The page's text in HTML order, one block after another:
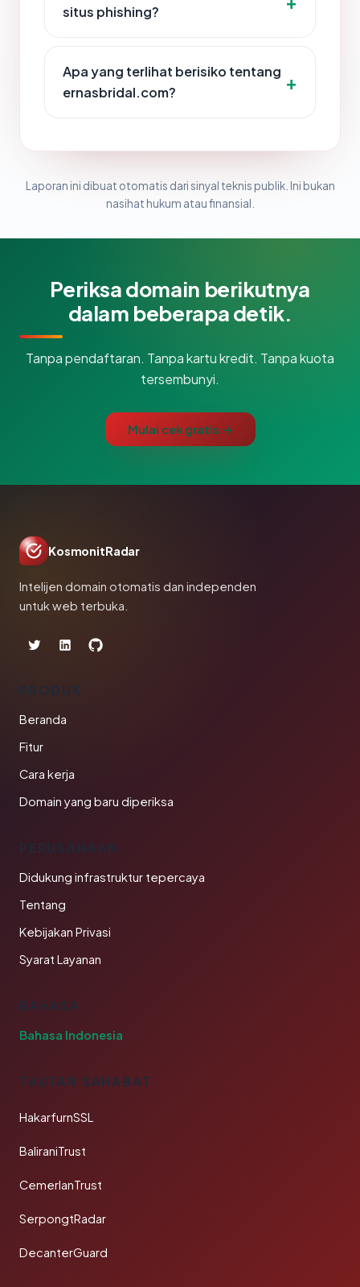
situs phishing?
Apa yang terlihat berisiko tentang
ernasbridal.com?
Laporan ini dibuat otomatis dari sinyal teknis publik. Ini bukan
nasihat hukum atau finansial.
Periksa domain berikutnya
dalam beberapa detik.
Tanpa pendaftaran. Tanpa kartu kredit. Tanpa kuota
tersembunyi.
Mulai cek gratis →
KosmonitRadar
Intelijen domain otomatis dan independen
untuk web terbuka.
PRODUK
Beranda
Fitur
Cara kerja
Domain yang baru diperiksa
PERUSAHAAN
Didukung infrastruktur tepercaya
Tentang
Kebijakan Privasi
Syarat Layanan
BAHASA
Bahasa Indonesia
TAUTAN SAHABAT
HakarfurnSSL
BaliraniTrust
CemerlanTrust
SerpongtRadar
DecanterGuard